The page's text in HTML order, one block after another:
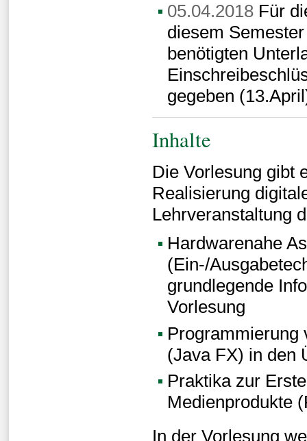
05.04.2018Für
diesem
benötigten
gegeben
Inhalte
Die Vorlesung gibt
Realisierung
Lehrveranstaltung
Hardwarenahe
(Ein-/
grundlegende
Vorlesung
Programmierung
(Java FX) in den
Praktika zur
Medienprodukte
In der Vorlesung